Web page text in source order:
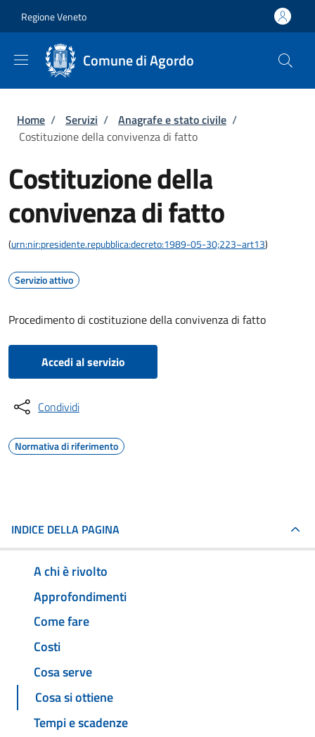
Regione Veneto
Comune di Agordo
Briciole di pane
Home / Servizi / Anagrafe e stato civile /
Costituzione della convivenza di fatto
Costituzione della
convivenza di fatto
(urn:nir:presidente.repubblica:decreto:1989-05-30;223~art13)
Servizio attivo
Procedimento di costituzione della convivenza di fatto
Accedi al servizio
Condividi
Normativa di riferimento
INDICE DELLA PAGINA
A chi è rivolto
Approfondimenti
Come fare
Costi
Cosa serve
Cosa si ottiene
Tempi e scadenze